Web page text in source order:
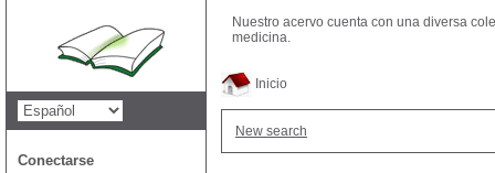
Inicio
New search
Nuestro acervo cuenta con una diversa
medicina.
Conectarse